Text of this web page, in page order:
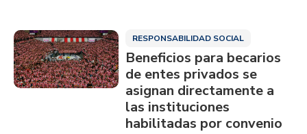
RESPONSABILIDAD SOCIAL
Beneficios para becarios
de entes privados se
asignan directamente a
las instituciones
habilitadas por convenio